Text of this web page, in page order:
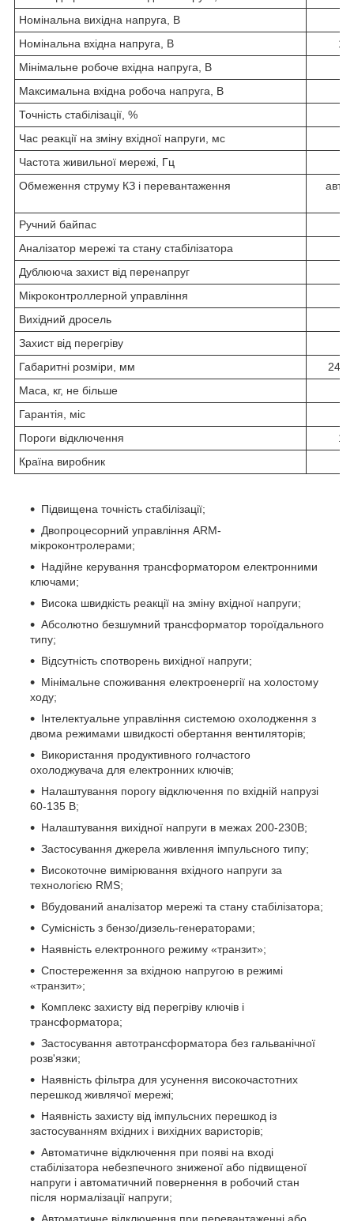
Номінальна вихідна напруга, В
Номінальна вхідна напруга, В
Мінімальне робоче вхідна напруга, В
Максимальна вхідна робоча напруга, В
Точність стабілізації, %
Час реакції на зміну вхідної напруги, мс
Частота живильної мережі, Гц
Обмеження струму КЗ і перевантаження
Ручний байпас
Аналізатор мережі та стану стабілізатора
Дублююча захист від перенапруг
Мікроконтроллерной управління
Вихідний дросель
Захист від перегріву
Габаритні розміри, мм
Маса, кг, не більше
Гарантія, міс
Пороги відключення
Країна виробник
Підвищена точність стабілізації;
Двопроцесорний управління ARM-
мікроконтролерами;
Надійне керування трансформатором електронними
ключами;
Висока швидкість реакції на зміну вхідної напруги;
Абсолютно безшумний трансформатор тороїдального
типу;
Відсутність спотворень вихідної напруги;
Мінімальне споживання електроенергії на холостому
ходу;
Інтелектуальне управління системою охолодження з
двома режимами швидкості обертання вентиляторів;
Використання продуктивного голчастого
охолоджувача для електронних ключів;
Налаштування порогу відключення по вхідній напрузі
60-135 В;
Налаштування вихідної напруги в межах 200-230В;
Застосування джерела живлення імпульсного типу;
Високоточне вимірювання вхідного напруги за
технологією RMS;
Вбудований аналізатор мережі та стану стабілізатора;
Сумісність з бензо/дизель-генераторами;
Наявність електронного режиму «транзит»;
Спостереження за вхідною напругою в режимі
«транзит»;
Комплекс захисту від перегріву ключів і
трансформатора;
Застосування автотрансформатора без гальванічної
розв'язки;
Наявність фільтра для усунення високочастотних
перешкод живлячої мережі;
Наявність захисту від імпульсних перешкод із
застосуванням вхідних і вихідних варисторів;
Автоматичне відключення при появі на вході
стабілізатора небезпечного зниженої або підвищеної
напруги і автоматичний повернення в робочий стан
після нормалізації напруги;